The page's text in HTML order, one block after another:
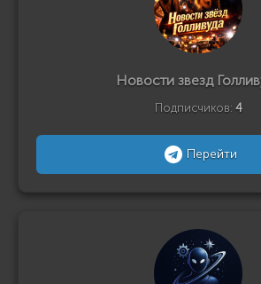
Новости звезд
Подписчиков: 4
Перейти